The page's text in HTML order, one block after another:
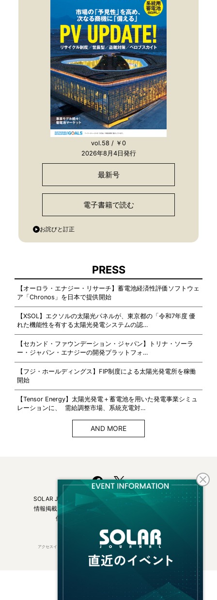
vol.58 / ￥0
2026年8月4日発行
最新号
電子書籍で読む
お詫びと訂正
PRESS
【オーロラ・エナジー・リサーチ】蓄電池経済性評価ソフトウェ
ア「Chronos」を日本で提供開始
【XSOL】エクソルの太陽光パネルが、東京都の「令和7年度 優
れた機能性を有する太陽光発電システムの認…
【セカンド・ファウンデーション・ジャパン】トリナ・ソーラ
ー・ジャパン・エナジーの開発プラットフォ…
【フジ・ホールディングス】FIP制度による太陽光発電所を稼働
開始
【Tensor Energy】太陽光発電＋蓄電池を用いた発電事業シミュ
レーションに、 需給調整市場、系統充電対…
AND MORE
SOLAR JOURNALについて
フリーマガジンはこちら
情報掲載について
広告掲載について
個人情報保護方針
アクセスインターナショナルは持続可能な開発目標（SDGs）を支援しています。
© 2026 Access International Ltd.